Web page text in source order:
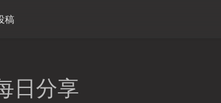
稿
日分享